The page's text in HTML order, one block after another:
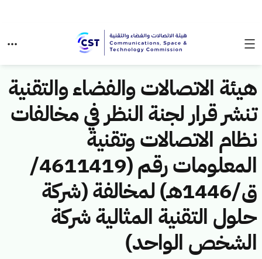
هيئة الاتصالات والفضاء والتقنية
تنشر قرار لجنة النظر في مخالفات
نظام الاتصالات وتقنية
المعلومات رقم (4611419/
ق/1446هـ) لمخالفة (شركة
حلول التقنية المثالية شركة
الشخص الواحد)